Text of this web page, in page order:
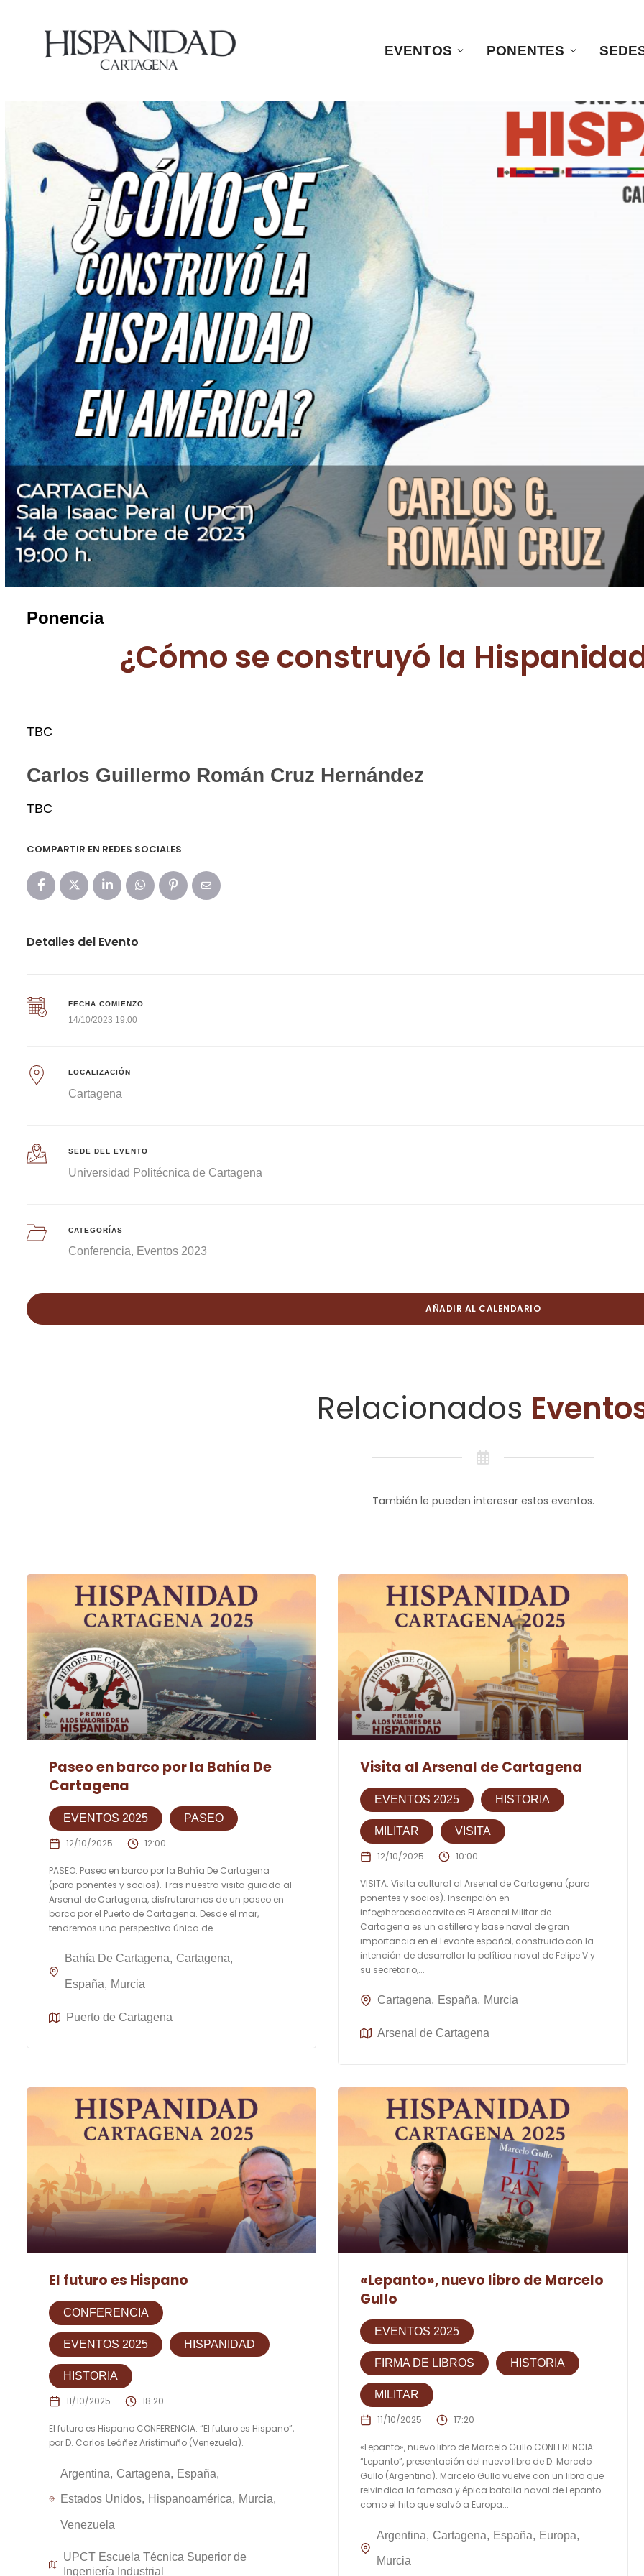
EVENTOS PONENTES
Ponencia
¿Cómo se construyó la
TBC
Carlos Guillermo Román Cruz Hernández
TBC
COMPARTIR EN REDES SOCIALES
Detalles del Evento
FECHA COMIENZO
14/10/2023 19:00
LOCALIZACIÓN
Cartagena
SEDE DEL EVENTO
Universidad Politécnica de Cartagena
CATEGORÍAS
Conferencia Eventos 2023
AÑADIR AL CALENDARIO
Relacionados
También le pueden interesar estos eventos.
Paseo en barco por la Bahía De
Cartagena
EVENTOS 2025 PASEO
12/10/2025 12:00
PASEO: Paseo en barco por la Bahía De Cartagena
(para ponentes y socios). Tras nuestra visita guiada al
Arsenal de Cartagena, disfrutaremos de un paseo en
barco por el Puerto de Cartagena. Desde el mar,
tendremos una perspectiva única de...
Bahía De Cartagena Cartagena
España Murcia
Puerto de Cartagena
Visita al Arsenal de Cartagena
EVENTOS 2025 HISTORIA
MILITAR VISITA
12/10/2025 10:00
VISITA: Visita cultural al Arsenal de Cartagena (para
ponentes y socios). Inscripción en
info@heroesdecavite.es El Arsenal Militar de
Cartagena es un astillero y base naval de gran
importancia en el Levante español, construido con la
intención de desarrollar la política naval de Felipe V y
su secretario,...
Cartagena España Murcia
Arsenal de Cartagena
El futuro es Hispano
CONFERENCIA
EVENTOS 2025 HISPANIDAD
HISTORIA
11/10/2025 18:20
El futuro es Hispano CONFERENCIA: “El futuro es Hispano”,
por D. Carlos Leáñez Aristimuño (Venezuela).
Argentina Cartagena España
Estados Unidos Hispanoamérica Murcia
Venezuela
UPCT Escuela Técnica Superior de
Ingeniería Industrial
«Lepanto», nuevo libro de Marcelo
Gullo
EVENTOS 2025
FIRMA DE LIBROS HISTORIA
MILITAR
11/10/2025 17:20
«Lepanto», nuevo libro de Marcelo Gullo CONFERENCIA:
“Lepanto”, presentación del nuevo libro de D. Marcelo
Gullo (Argentina). Marcelo Gullo vuelve con un libro que
reivindica la famosa y épica batalla naval de Lepanto
como el hito que salvó a Europa...
Argentina Cartagena España Europa
Murcia